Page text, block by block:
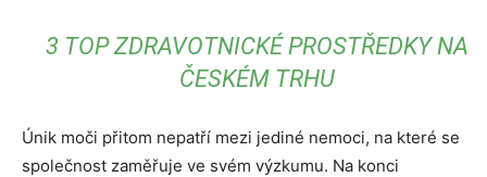
3 TOP ZDRAVOTNICKÉ PROSTŘEDKY NA
ČESKÉM TRHU
Únik moči přitom nepatří mezi jediné nemoci, na které se
společnost zaměřuje ve svém výzkumu. Na konci